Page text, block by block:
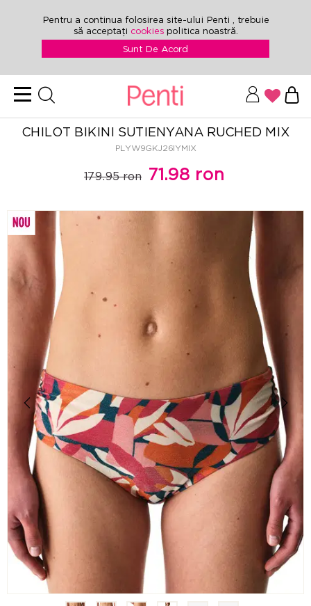
Pentru a continua folosirea site-ului Penti , trebuie
să acceptați cookies politica noastră.
Sunt De Acord
CHILOT BIKINI SUTIENYANA RUCHED MIX
PLYW9GKJ26IYMIX
179.95 ron 71.98 ron